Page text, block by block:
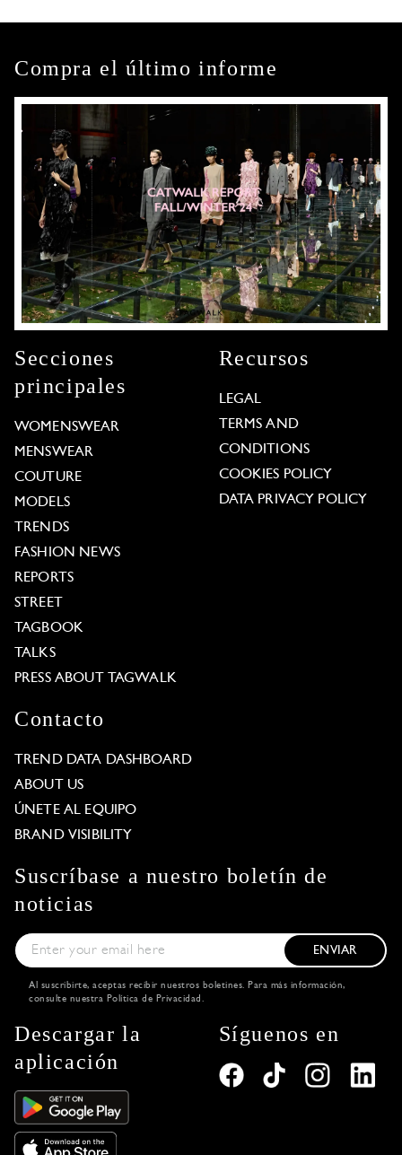
Compra el último informe
Secciones
principales
WOMENSWEAR
MENSWEAR
COUTURE
MODELS
TRENDS
FASHION NEWS
REPORTS
STREET
TAGBOOK
TALKS
PRESS ABOUT TAGWALK
Recursos
LEGAL
TERMS AND
CONDITIONS
COOKIES POLICY
DATA PRIVACY POLICY
Contacto
TREND DATA DASHBOARD
ABOUT US
ÚNETE AL EQUIPO
BRAND VISIBILITY
Suscríbase a nuestro boletín de
noticias
ENVIAR
Al suscribirte, aceptas recibir nuestros boletines. Para más información,
consulte nuestra Política de Privacidad .
Descargar la
aplicación
Síguenos en